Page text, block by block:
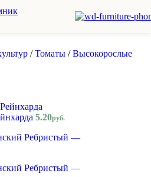
content
/ Томаты / Высокорослые
5.20руб.